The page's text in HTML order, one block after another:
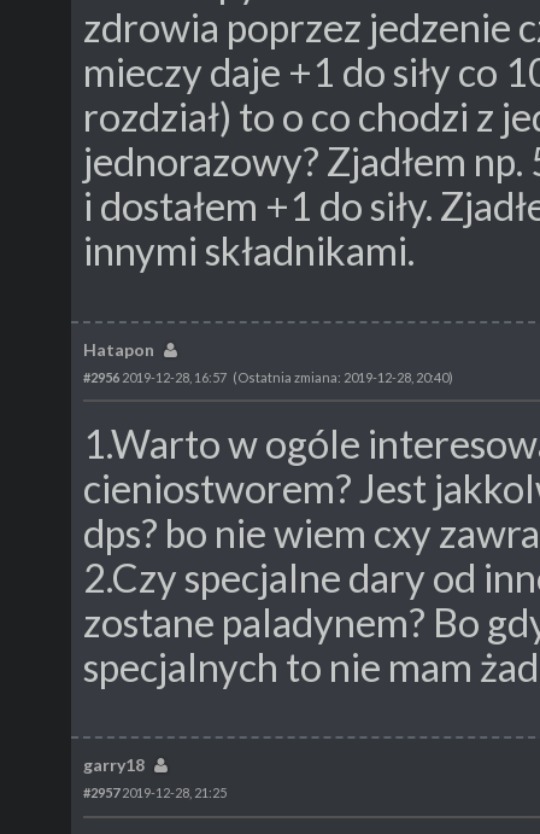
zdrowia poprzez jedzenie
mieczy daje +1 do siły co
rozdział) to o co chodzi z
jednorazowy? Zjadłem
i dostałem +1 do siły.
innymi składnikami.
Hatapon
#2956 2019-12-28, 16:57 (Ostatnia zmiana: 2019-12-28, 20:40)
1.Warto w ogóle
cieniostworem? Jest
dps? bo nie wiem cxy
2.Czy specjalne dary od
zostane paladynem? Bo
specjalnych to nie mam
garry18
#29572019-12-28, 21:25